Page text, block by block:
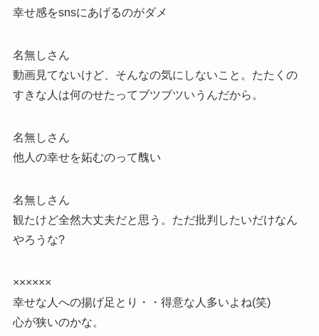
幸せ感をsnsにあげるのがダメ
名無しさん
動画見てないけど、そんなの気にしないこと。たたくの
すきな人は何のせたってブツブツいうんだから。
名無しさん
他人の幸せを妬むのって醜い
名無しさん
観たけど全然大丈夫だと思う。ただ批判したいだけなん
やろうな?
××××××
幸せな人への揚げ足とり・・得意な人多いよね(笑)
心が狭いのかな。